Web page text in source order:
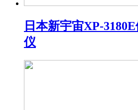
日本新宇宙XP-
仪